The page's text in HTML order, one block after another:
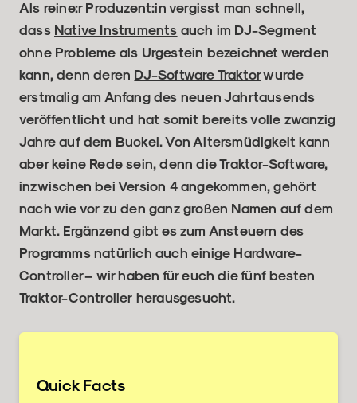
Als reine:r Produzent:in vergisst man schnell,
dass Native Instruments auch im DJ-Segment
ohne Probleme als Urgestein bezeichnet werden
kann, denn deren DJ-Software Traktorwurde
erstmalig am Anfang des neuen Jahrtausends
veröffentlicht und hat somit bereits volle zwanzig
Jahre auf dem Buckel. Von Altersmüdigkeit kann
aber keine Rede sein, denn die Traktor-Software,
inzwischen bei Version 4 angekommen, gehört
nach wie vor zu den ganz großen Namen auf dem
Markt. Ergänzend gibt es zum Ansteuern des
Programms natürlich auch einige Hardware-
Controller – wir haben für euch die fünf besten
Traktor-Controller herausgesucht.
Quick Facts